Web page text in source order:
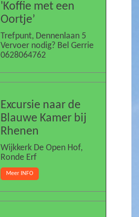
'Koffie met een
Oortje’
Trefpunt, Dennenlaan 5
Vervoer nodig? Bel Gerrie
0628064762
Excursie naar de
Blauwe Kamer bij
Rhenen
Wijkkerk De Open Hof,
Ronde Erf
Meer INFO